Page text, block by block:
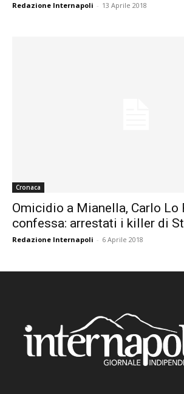
Redazione Internapoli - 13 Aprile 2018
Cronaca
Omicidio a Mianella, Carlo Lo
confessa: arrestati i killer di
Redazione Internapoli - 6 Aprile 2018